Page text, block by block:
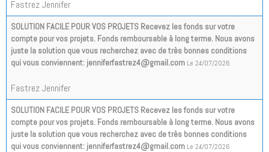
Fastrez Jennifer
SOLUTION FACILE POUR VOS PROJETS Recevez les fonds sur votre
compte pour vos projets. Fonds remboursable à long terme. Nous avons
juste la solution que vous recherchez avec de très bonnes conditions
qui vous conviennent: jenniferfastrez4@gmail.com Le 24/07/2026
Fastrez Jennifer
SOLUTION FACILE POUR VOS PROJETS Recevez les fonds sur votre
compte pour vos projets. Fonds remboursable à long terme. Nous avons
juste la solution que vous recherchez avec de très bonnes conditions
qui vous conviennent: jenniferfastrez4@gmail.com Le 24/07/2026